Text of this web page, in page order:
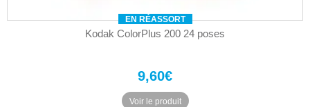
EN RÉASSORT
Kodak ColorPlus 200 24 poses
9,60€
Voir le produit